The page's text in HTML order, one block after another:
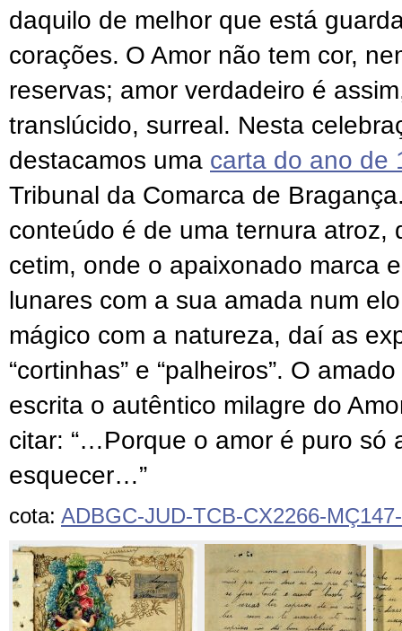
daquilo de melhor que está
corações. O Amor não tem cor,
reservas; amor verdadeiro é
translúcido, surreal. Nesta
destacamos uma carta do ano de
Tribunal da Comarca de
conteúdo é de uma ternura atroz,
cetim, onde o apaixonado marca
lunares com a sua amada num
mágico com a natureza, daí as
“cortinhas” e “palheiros”. O
escrita o autêntico milagre do
citar: “…Porque o amor é puro só
esquecer…”
cota: ADBGC-JUD-TCB-CX2266-